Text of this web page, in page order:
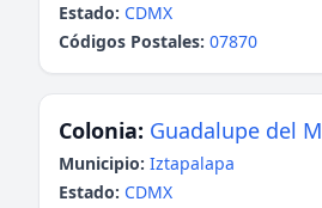
Estado: CDMX
Códigos Postales: 07870
Colonia: Guadalupe del
Municipio: Iztapalapa
Estado: CDMX